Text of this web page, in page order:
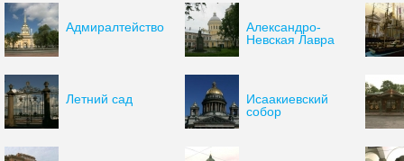
Адмиралтейство
Летний сад
Александро-
Невская Лавра
Исаакиевский
собор